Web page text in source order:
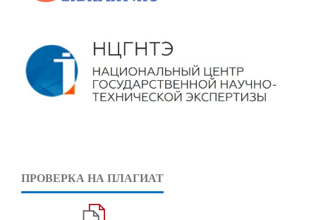
ПРОВЕРКА НА ПЛАГИАТ